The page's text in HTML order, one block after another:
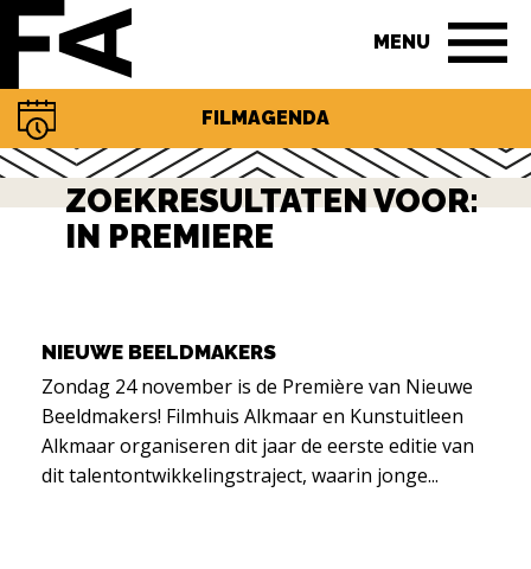
MENU
FILMAGENDA
ZOEKRESULTATEN VOOR:
IN PREMIERE
NIEUWE BEELDMAKERS
Zondag 24 november is de Première van Nieuwe
Beeldmakers! Filmhuis Alkmaar en Kunstuitleen
Alkmaar organiseren dit jaar de eerste editie van
dit talentontwikkelingstraject, waarin jonge...